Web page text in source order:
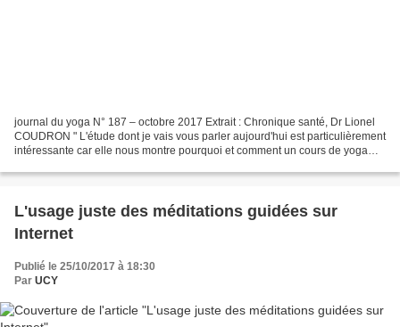
journal du yoga N° 187 – octobre 2017 Extrait : Chronique santé, Dr Lionel
COUDRON " L'étude dont je vais vous parler aujourd'hui est particulièrement
intéressante car elle nous montre pourquoi et comment un cours de yoga
L'usage juste des méditations guidées sur
Internet
Publié le 25/10/2017 à 18:30
Par UCY